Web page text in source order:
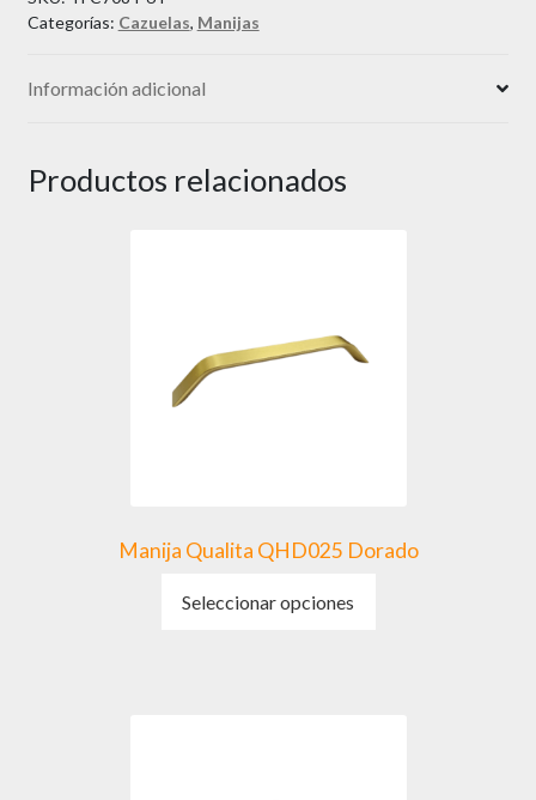
Categorías: Cazuelas, Manijas
Información adicional
Productos relacionados
Manija Qualita QHD025 Dorado
Seleccionar opciones